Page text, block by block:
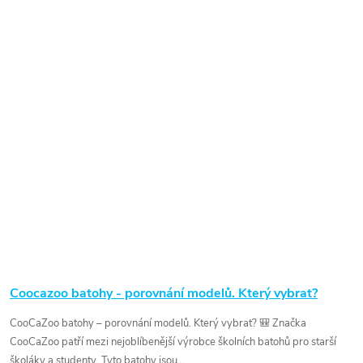
Coocazoo batohy - porovnání modelů. Který vybrat?
CooCaZoo batohy – porovnání modelů. Který vybrat? 🎒 Značka
CooCaZoo patří mezi nejoblíbenější výrobce školních batohů pro starší